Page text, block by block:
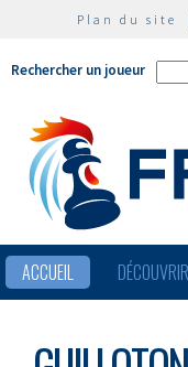
Plan du site
Rechercher un joueur
ACCUEIL DÉCOUVRIR